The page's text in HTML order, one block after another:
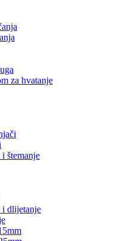
za hvatanje
štemanje
i dlijetanje